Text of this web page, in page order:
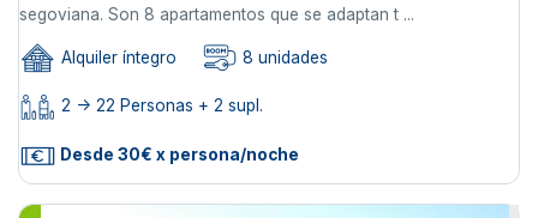
segoviana. Son 8 apartamentos que se adaptan t ...
Alquiler íntegro 8 unidades
2 -> 22 Personas + 2 supl.
Desde 30€ x persona/noche